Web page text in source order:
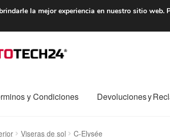
ENTREGA desde 7 EUR
y Condiciones Devoluciones y
Carro Contacto Envío al mundo entero
Viseras de sol C-Elysée
la mejor experiencia en nuestro sitio web.